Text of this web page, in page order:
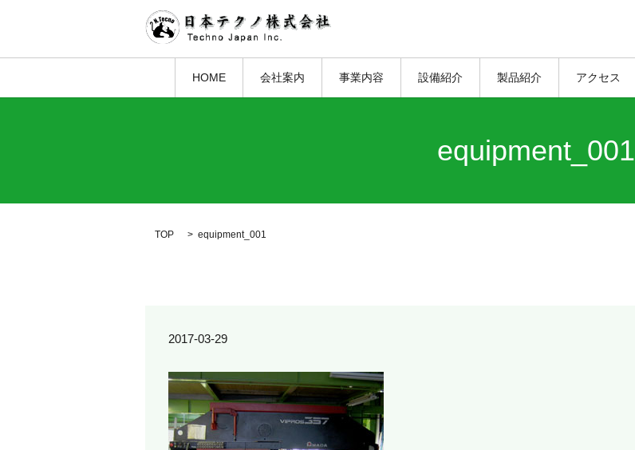
HOME 会社案内 事業内容 設備紹介 製品紹介 アクセス
equipment_001
TOP equipment_001
2017-03-29